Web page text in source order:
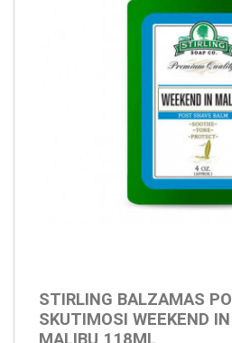
STIRLING BALZAMAS PO
SKUTIMOSI WEEKEND IN